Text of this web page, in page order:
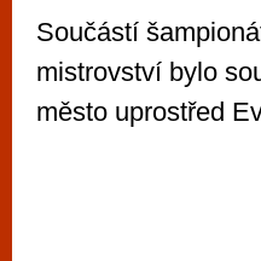
Součástí
mistrovství bylo
město uprostřed